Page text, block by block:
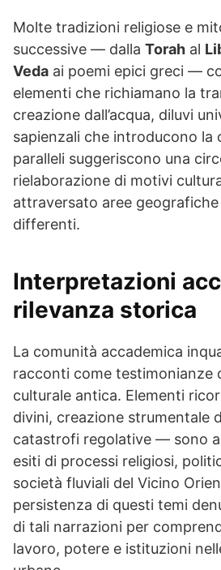
Molte tradizioni religiose e
successive — dalla Torah al
Veda ai poemi epici greci —
elementi che richiamano la
creazione dall’acqua, diluvi
sapienzali che introducono la
paralleli suggeriscono una
rielaborazione di motivi
attraversato aree
differenti.
Interpretazioni
rilevanza storica
La comunità accademica
racconti come testimonianze
culturale antica. Elementi
divini, creazione strumentale
catastrofi regolative — sono
esiti di processi religiosi,
società fluviali del Vicino
persistenza di questi temi
di tali narrazioni per
lavoro, potere e istituzioni